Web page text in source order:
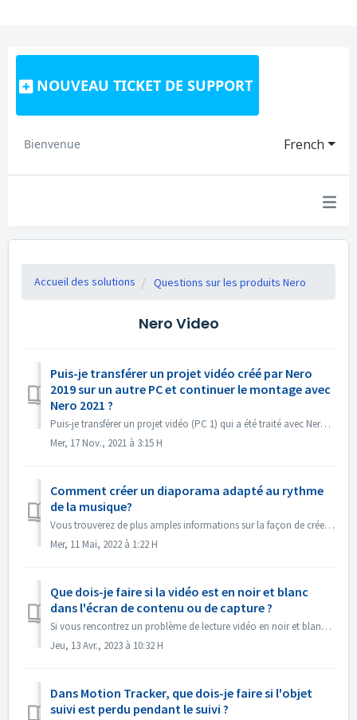
NOUVEAU TICKET DE SUPPORT
French
Bienvenue
Accueil des solutions Questions sur les produits Nero
Nero Video
Puis-je transférer un projet vidéo créé par Nero
2019 sur un autre PC et continuer le montage avec
Nero 2021 ?
Puis-je transférer un projet vidéo (PC 1) qui a été traité avec Nero 2019 vers un autre PC (PC 2) et continuer le montage avec Nero 2021 ? Oui, vous pouvez ...
Mer, 17 Nov., 2021 à 3:15 H
Comment créer un diaporama adapté au rythme
de la musique?
Vous trouverez de plus amples informations sur la façon de créer un diaporama en fonction du rythme de la musique sous le lien suivant : Créer un diaporama ...
Mer, 11 Mai, 2022 à 1:22 H
Que dois-je faire si la vidéo est en noir et blanc
dans l'écran de contenu ou de capture ?
Si vous rencontrez un problème de lecture vidéo en noir et blanc, mais que l'exportation/la gravure se fait en couleur, veuillez mettre à jour le systèm...
Jeu, 13 Avr., 2023 à 10:32 H
Dans Motion Tracker, que dois-je faire si l'objet
suivi est perdu pendant le suivi ?